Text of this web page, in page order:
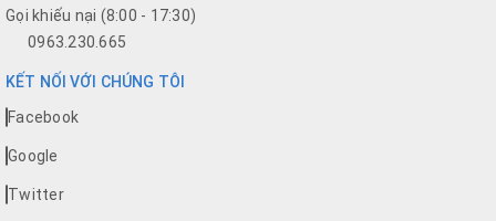
Gọi khiếu nại (8:00 - 17:30)
0963.230.665
KẾT NỐI VỚI CHÚNG TÔI
Facebook
Google
Twitter